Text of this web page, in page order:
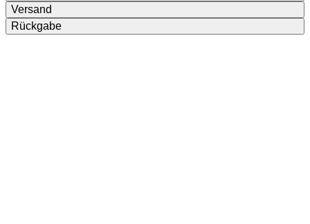
Versand
Rückgabe